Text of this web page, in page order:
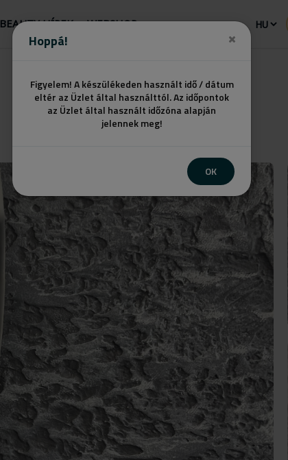
Hoppá!
Figyelem! A készülékeden használt idő / dátum
eltér az Üzlet által használttól. Az időpontok
az Üzlet által használt időzóna alapján
jelennek meg!
OK
BEAUTY HÍREK WEBSHOP